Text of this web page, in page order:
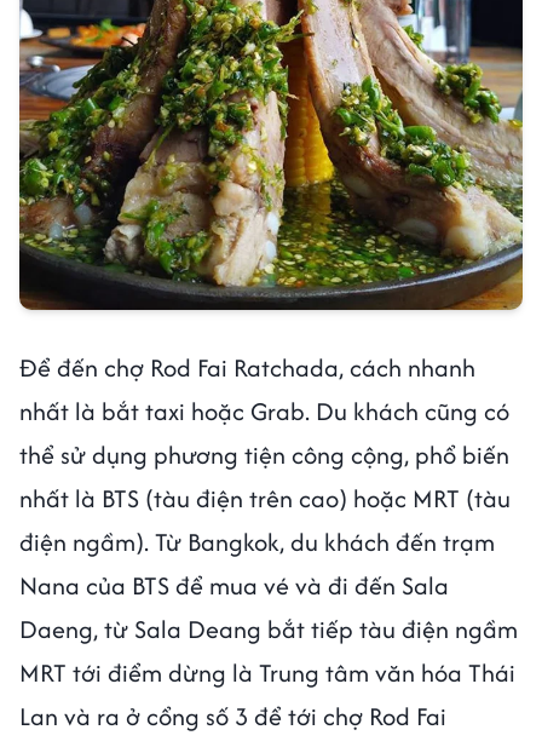
Để đến chợ Rod Fai Ratchada, cách nhanh
nhất là bắt taxi hoặc Grab. Du khách cũng có
thể sử dụng phương tiện công cộng, phổ biến
nhất là BTS (tàu điện trên cao) hoặc MRT (tàu
điện ngầm). Từ Bangkok, du khách đến trạm
Nana của BTS để mua vé và đi đến Sala
Daeng, từ Sala Deang bắt tiếp tàu điện ngầm
MRT tới điểm dừng là Trung tâm văn hóa Thái
Lan và ra ở cổng số 3 để tới chợ Rod Fai